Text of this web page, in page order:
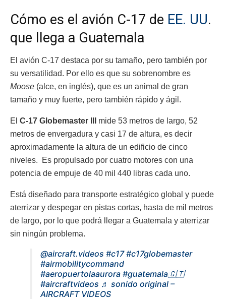
Cómo es el avión C-17 de EE. UU.
que llega a Guatemala
El avión C-17 destaca por su tamaño, pero también por
su versatilidad. Por ello es que su sobrenombre es
Moose (alce, en inglés), que es un animal de gran
tamaño y muy fuerte, pero también rápido y ágil.
El C-17 Globemaster III
mide 53 metros de largo, 52
metros de envergadura y casi 17 de altura, es decir
aproximadamente la altura de un edificio de cinco
niveles. Es propulsado por cuatro motores con una
potencia de empuje de 40 mil 440 libras cada uno.
Está diseñado para transporte estratégico global y puede
aterrizar y despegar en pistas cortas, hasta de mil metros
de largo, por lo que podrá llegar a Guatemala y aterrizar
sin ningún problema.
@aircraft.videos #c17 #c17globemaster
#airmobilitycommand
#aeropuertolaaurora #guatemala🇬🇹
#aircraftvideos ♬ sonido original –
AIRCRAFT VIDEOS